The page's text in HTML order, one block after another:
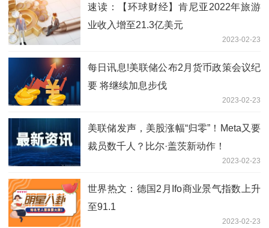
速读：【环球财经】肯尼亚2022年旅游
业收入增至21.3亿美元
2023-02-23
每日讯息!美联储公布2月货币政策会议纪
要 将继续加息步伐
2023-02-23
美联储发声，美股涨幅“归零”！Meta又要
裁员数千人？比尔·盖茨新动作！
2023-02-23
世界热文：德国2月Ifo商业景气指数上升
至91.1
2023-02-23